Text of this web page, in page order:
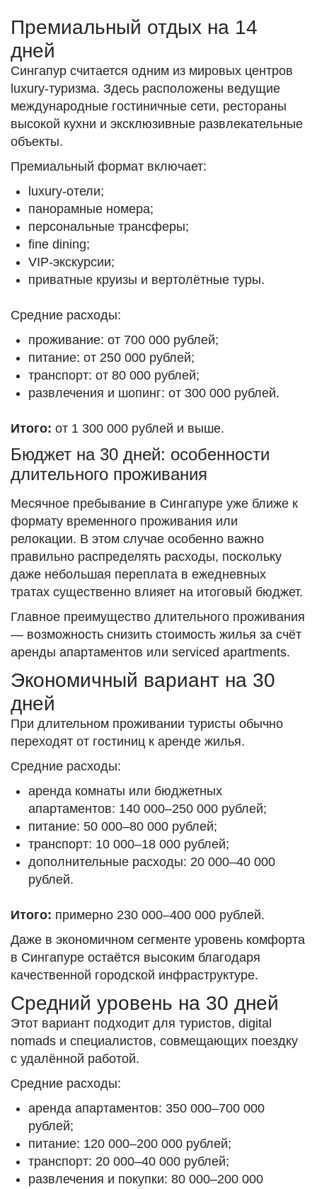
Премиальный отдых на 14
дней
Сингапур считается одним из мировых центров
luxury-туризма. Здесь расположены ведущие
международные гостиничные сети, рестораны
высокой кухни и эксклюзивные развлекательные
объекты.
Премиальный формат включает:
luxury-отели;
панорамные номера;
персональные трансферы;
fine dining;
VIP-экскурсии;
приватные круизы и вертолётные туры.
Средние расходы:
проживание: от 700 000 рублей;
питание: от 250 000 рублей;
транспорт: от 80 000 рублей;
развлечения и шопинг: от 300 000 рублей.
Итого: от 1 300 000 рублей и выше.
Бюджет на 30 дней: особенности
длительного проживания
Месячное пребывание в Сингапуре уже ближе к
формату временного проживания или
релокации. В этом случае особенно важно
правильно распределять расходы, поскольку
даже небольшая переплата в ежедневных
тратах существенно влияет на итоговый бюджет.
Главное преимущество длительного проживания
— возможность снизить стоимость жилья за счёт
аренды апартаментов или serviced apartments.
Экономичный вариант на 30
дней
При длительном проживании туристы обычно
переходят от гостиниц к аренде жилья.
Средние расходы:
аренда комнаты или бюджетных
апартаментов: 140 000–250 000 рублей;
питание: 50 000–80 000 рублей;
транспорт: 10 000–18 000 рублей;
дополнительные расходы: 20 000–40 000
рублей.
Итого: примерно 230 000–400 000 рублей.
Даже в экономичном сегменте уровень комфорта
в Сингапуре остаётся высоким благодаря
качественной городской инфраструктуре.
Средний уровень на 30 дней
Этот вариант подходит для туристов, digital
nomads и специалистов, совмещающих поездку
с удалённой работой.
Средние расходы:
аренда апартаментов: 350 000–700 000
рублей;
питание: 120 000–200 000 рублей;
транспорт: 20 000–40 000 рублей;
развлечения и покупки: 80 000–200 000